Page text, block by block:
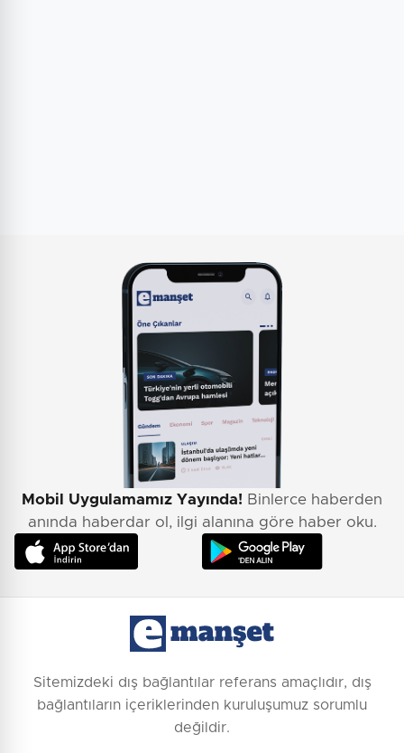
Mobil Uygulamamız Yayında! Binlerce haberden
anında haberdar ol, ilgi alanına göre haber oku.
Sitemizdeki dış bağlantılar referans amaçlıdır, dış
bağlantıların içeriklerinden kuruluşumuz sorumlu
değildir.